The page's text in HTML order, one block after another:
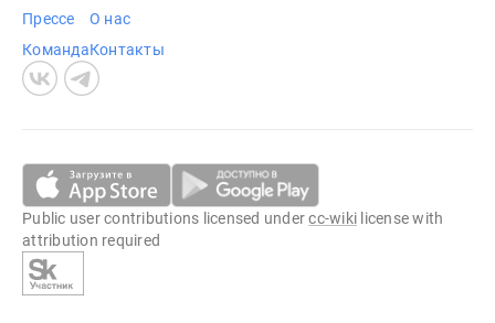
Прессе
Команда
О нас
Контакты
Public user contributions licensed undercc-wiki license with
attribution required